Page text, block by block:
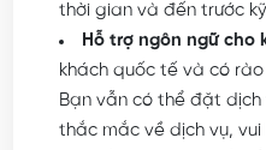
thời gian và đến trước
Hỗ trợ ngôn ngữ cho
khách quốc tế và có
Bạn vẫn có thể đặt
thắc mắc về dịch vụ,